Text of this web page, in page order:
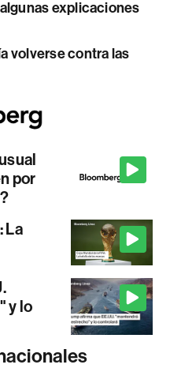
explicaciones
volverse contra las
por
La
y lo